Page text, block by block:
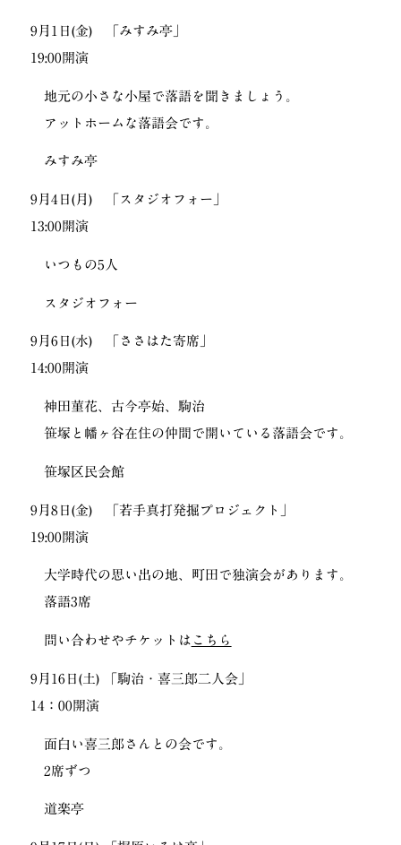
9月1日(金) 「みすみ亭」
19:00開演
地元の小さな小屋で落語を聞きましょう。
アットホームな落語会です。
みすみ亭
9月4日(月) 「スタジオフォー」
13:00開演
いつもの5人
スタジオフォー
9月6日(水) 「ささはた寄席」
14:00開演
神田菫花、古今亭始、駒治
笹塚と幡ヶ谷在住の仲間で開いている落語会です。
笹塚区民会館
9月8日(金) 「若手真打発掘プロジェクト」
19:00開演
大学時代の思い出の地、町田で独演会があります。
落語3席
問い合わせやチケットは こちら
9月16日(土) 「駒治・喜三郎二人会」
14：00開演
面白い喜三郎さんとの会です。
2席ずつ
道楽亭